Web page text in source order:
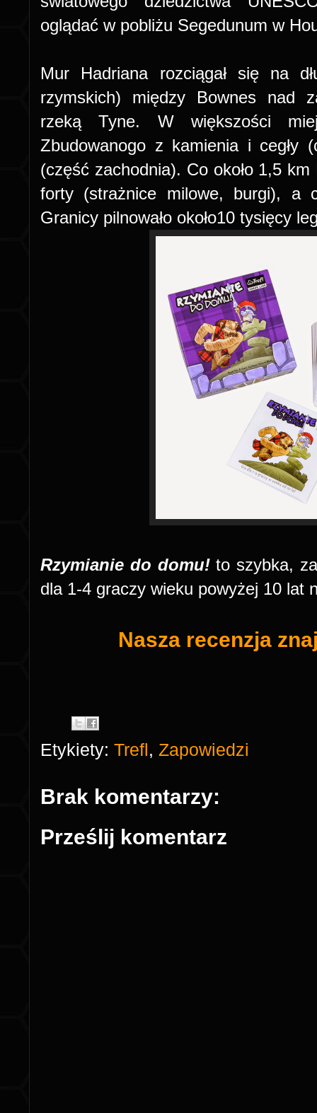
oglądać w pobliżu Segedunum w
Mur Hadriana rozciągał się na
rzymskich) między Bownes nad
rzeką Tyne. W większości
Zbudowanogo z kamienia i cegły
(część zachodnia). Co około 1,5
forty (strażnice milowe, burgi), a
Granicy pilnowało około10 tysięcy
Rzymianie do domu!to szybka,
dla 1-4 graczy wieku powyżej 10 lat
Nasza recenzja
Etykiety: Trefl, Zapowiedzi
Brak komentarzy:
Prześlij komentarz